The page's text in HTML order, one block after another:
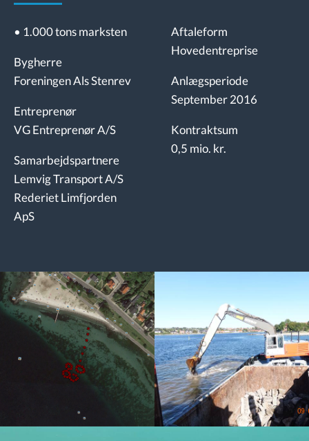
• 1.000 tons marksten
Bygherre
Foreningen Als Stenrev
Entreprenør
VG Entreprenør A/S
Samarbejdspartnere
Lemvig Transport A/S
Rederiet Limfjorden
ApS
Aftaleform
Hovedentreprise
Anlægsperiode
September 2016
Kontraktsum
0,5 mio. kr.